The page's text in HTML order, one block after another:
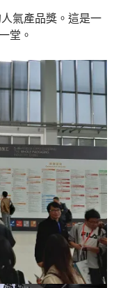
氣產品獎。這是一
堂。